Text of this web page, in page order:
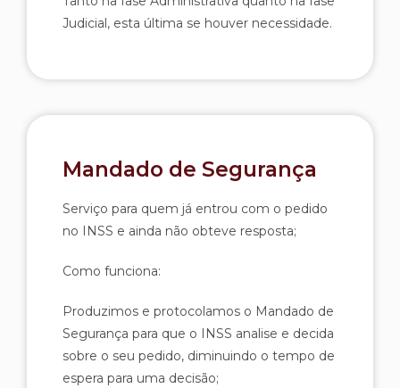
Judicial, esta última se houver necessidade.
Mandado de Segurança
Serviço para quem já entrou com o pedido
no INSS e ainda não obteve resposta;
Como funciona:
Produzimos e protocolamos o Mandado de
Segurança para que o INSS analise e decida
sobre o seu pedido, diminuindo o tempo de
espera para uma decisão;